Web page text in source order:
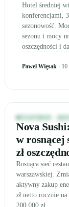
Hotel średniej
konferencjami,
sezonowość.
sezonu i mocy
oszczędności i
Paweł Więsak ·
Wszystkie
Wnętrze
RESTAURACJE
Nova
w rosnącej
zł
Rosnąca sieć
warszawskiej.
aktywny zakup
zł netto rocznie
200 000 zł.